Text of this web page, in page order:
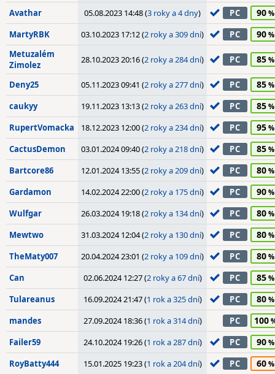
Avathar 05.08.2023 14:48 (3 roky a 4 dny) PC 90
MartyRBK 03.10.2023 17:12 (2 roky a 309 dní) PC 90
Metuzalém
Zimolez
28.10.2023 20:16 (2 roky a 284 dní) PC 85
Deny25 05.11.2023 09:41 (2 roky a 277 dní) PC 85
caukyy 19.11.2023 13:13 (2 roky a 263 dní) PC 85
RupertVomacka 18.12.2023 12:00 (2 roky a 234 dní) PC 95
CactusDemon 03.01.2024 09:40 (2 roky a 218 dní) PC 85
Bartcore86 12.01.2024 13:55 (2 roky a 209 dní) PC 80
Gardamon 14.02.2024 22:00 (2 roky a 175 dní) PC 90
Wulfgar 26.03.2024 19:18 (2 roky a 134 dní) PC 80
Mewtwo 31.03.2024 12:04 (2 roky a 130 dní) PC 80
TheMaty007 20.04.2024 23:01 (2 roky a 109 dní) PC 80
Can 02.06.2024 12:27 (2 roky a 67 dní) PC 85
Tulareanus 16.09.2024 21:47 (1 rok a 325 dní) PC 80
mandes 27.09.2024 18:36 (1 rok a 314 dní) PC 100
Failer59 24.10.2024 19:26 (1 rok a 287 dní) PC 90
RoyBatty444 15.01.2025 19:23 (1 rok a 204 dní) PC 60